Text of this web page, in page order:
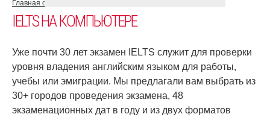
Главная страница
IELTS НА КОМПЬЮТЕРЕ
Уже почти 30 лет экзамен IELTS служит для проверки
уровня владения английским языком для работы,
учебы или эмиграции. Мы предлагали вам выбрать из
30+ городов проведения экзамена, 48
экзаменационных дат в году и из двух форматов